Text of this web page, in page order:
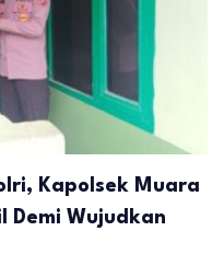
Kapolsek Muara
Demi Wujudkan